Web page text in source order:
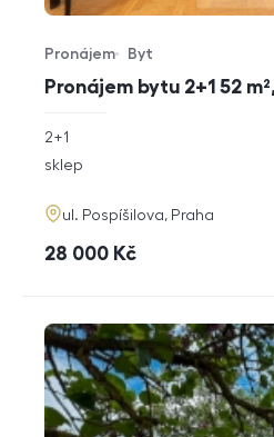
Pronájem bytu 2+1 52
Typ nabídky
Pronájem
Typ nemovitosti
Byt
rozměry
2+1
funkce
sklep
adresa
ul. Pospíšilova, Praha
cena
28 000 Kč